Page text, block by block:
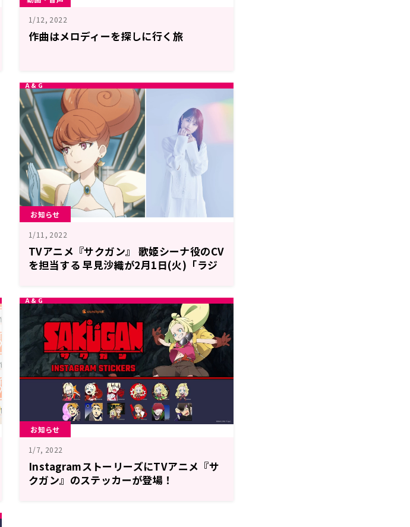
1/12, 2022
作曲はメロディーを探しに行く旅
お知らせ
1/11, 2022
TVアニメ『サクガン』 歌姫シーナ役のCV
を担当する 早見沙織が2月1日(火)「ラジ
お知らせ
1/7, 2022
InstagramストーリーズにTVアニメ『サ
クガン』のステッカーが登場！